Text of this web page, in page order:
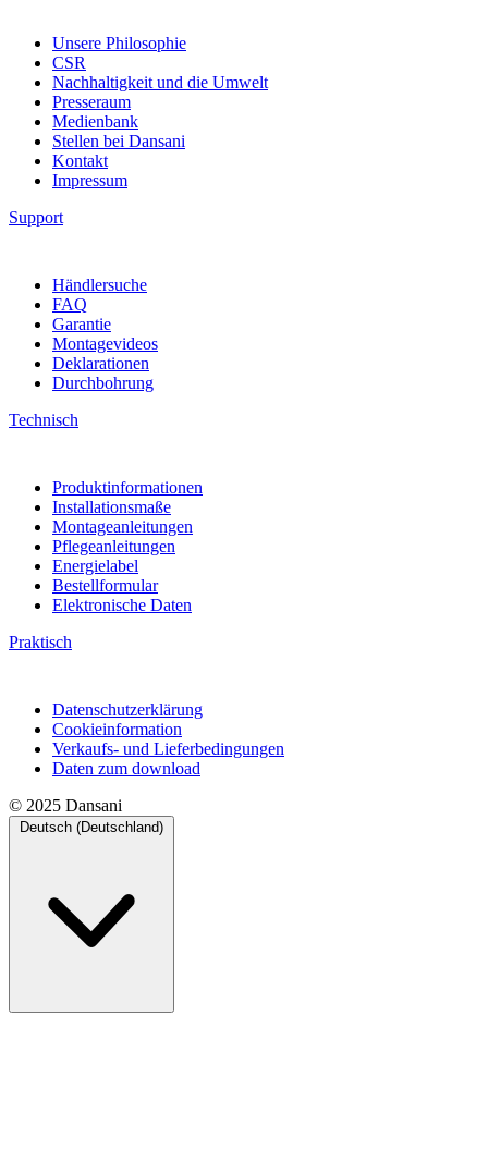
Unsere Philosophie
CSR
Nachhaltigkeit und die Umwelt
Presseraum
Medienbank
Stellen bei Dansani
Kontakt
Impressum
Support
Händlersuche
FAQ
Garantie
Montagevideos
Deklarationen
Durchbohrung
Technisch
Produktinformationen
Installationsmaße
Montageanleitungen
Pflegeanleitungen
Energielabel
Bestellformular
Elektronische Daten
Praktisch
Datenschutzerklärung
Cookieinformation
Verkaufs- und Lieferbedingungen
Daten zum download
© 2025 Dansani
Deutsch (Deutschland)